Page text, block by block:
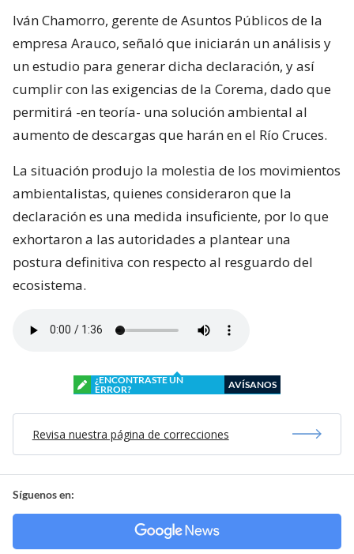
Iván Chamorro, gerente de Asuntos Públicos de la
empresa Arauco, señaló que iniciarán un análisis y
un estudio para generar dicha declaración, y así
cumplir con las exigencias de la Corema, dado que
permitirá -en teoría- una solución ambiental al
aumento de descargas que harán en el Río Cruces.
La situación produjo la molestia de los movimientos
ambientalistas, quienes consideraron que la
declaración es una medida insuficiente, por lo que
exhortaron a las autoridades a plantear una
postura definitiva con respecto al resguardo del
ecosistema.
¿ENCONTRASTE UN
ERROR?
AVÍSANOS
Revisa nuestra página de correcciones
Síguenos en: